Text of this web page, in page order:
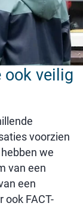
ook veilig
voorzien
we
van een
een
FACT-